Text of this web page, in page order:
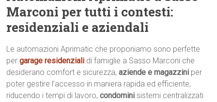
Marconi per tutti i contesti:
residenziali e aziendali
Le automazioni Aprimatic che proponiamo sono perfette
pergarage residenziali di famiglie a Sasso Marconi che
desiderano comfort e sicurezza,aziende e magazzini per
poter gestire l’accesso in maniera rapida ed efficiente,
riducendo i tempi di lavoro,condomini sistemi centralizzati